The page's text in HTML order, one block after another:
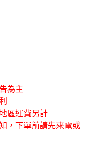
為主
區運費另計
，下單前請先來電或